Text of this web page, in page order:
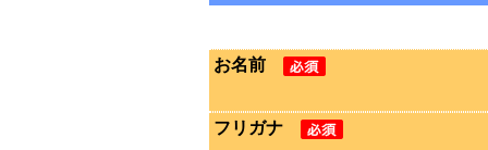
お名前
フリガナ